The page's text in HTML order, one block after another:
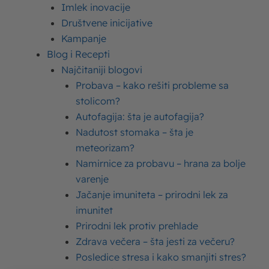
Imlek inovacije
Društvene inicijative
Kampanje
Blog i Recepti
Najčitaniji blogovi
Probava – kako rešiti probleme sa
stolicom?
Autofagija: šta je autofagija?
Nadutost stomaka – šta je
meteorizam?
Namirnice za probavu – hrana za bolje
varenje
Jačanje imuniteta – prirodni lek za
imunitet
Prirodni lek protiv prehlade
Zdrava večera – šta jesti za večeru?
Posledice stresa i kako smanjiti stres?
Svetski dan mleka. Iz godine u godinu sve više
mališana kroz igru uči kako najkvalitetnije mleko stiže
do njihovih domova, kako izgleda život na farmi,
koliko je zabavno proći kroz lavirint od sena, kako se
muze krava…
Svetski dan mleka je uvek povod da radost donesemo
i mališanima iz ustanova za bolesnu i nezbrinutu decu
širom Srbije. Ponosni smo što svojim mlečnim
paketićima uvek izmamimo osmehe.